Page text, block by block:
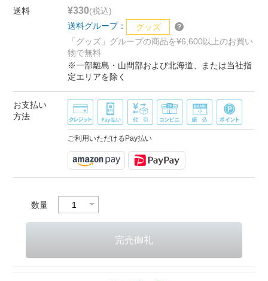
送料 ¥330(税込)
送料グループ：
グッズ
「グッズ」グループの商品を¥6,600以上のお買い
物で無料
※一部離島・山間部および北海道、または当社指
定エリアを除く
お支払い
方法
ご利用いただけるPay払い
数量